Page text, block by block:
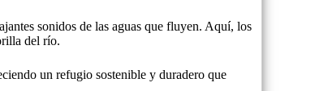
sonidos de las aguas que fluyen. Aquí, los
del río.
un refugio sostenible y duradero que